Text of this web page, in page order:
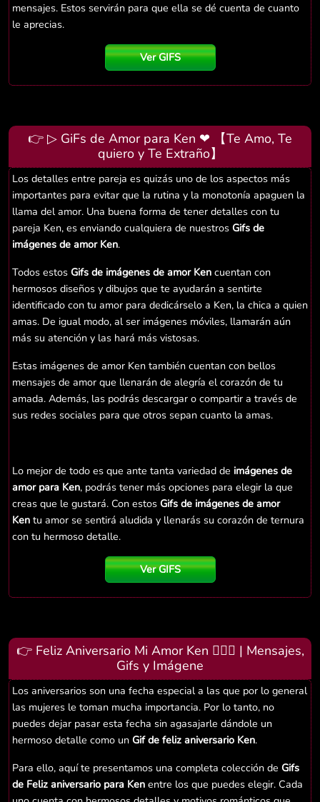
mensajes. Estos servirán para que ella se dé cuenta de cuanto
le aprecias.
Ver GIFS
👉 ▷ GiFs de Amor para Ken ❤ 【Te Amo, Te
quiero y Te Extraño】
Los detalles entre pareja es quizás uno de los aspectos más
importantes para evitar que la rutina y la monotonía apaguen la
llama del amor. Una buena forma de tener detalles con tu
pareja Ken, es enviando cualquiera de nuestros Gifs de
imágenes de amor Ken.
Todos estos Gifs de imágenes de amor Ken cuentan con
hermosos diseños y dibujos que te ayudarán a sentirte
identificado con tu amor para dedicárselo a Ken, la chica a quien
amas. De igual modo, al ser imágenes móviles, llamarán aún
más su atención y las hará más vistosas.
Estas imágenes de amor Ken también cuentan con bellos
mensajes de amor que llenarán de alegría el corazón de tu
amada. Además, las podrás descargar o compartir a través de
sus redes sociales para que otros sepan cuanto la amas.
Lo mejor de todo es que ante tanta variedad de imágenes de
amor para Ken, podrás tener más opciones para elegir la que
creas que le gustará. Con estos Gifs de imágenes de amor
Ken tu amor se sentirá aludida y llenarás su corazón de ternura
con tu hermoso detalle.
Ver GIFS
👉 Feliz Aniversario Mi Amor Ken 👨‍❤️‍👨 | Mensajes,
Gifs y Imágene
Los aniversarios son una fecha especial a las que por lo general
las mujeres le toman mucha importancia. Por lo tanto, no
puedes dejar pasar esta fecha sin agasajarle dándole un
hermoso detalle como un Gif de feliz aniversario Ken.
Para ello, aquí te presentamos una completa colección de Gifs
de Feliz aniversario para Ken entre los que puedes elegir. Cada